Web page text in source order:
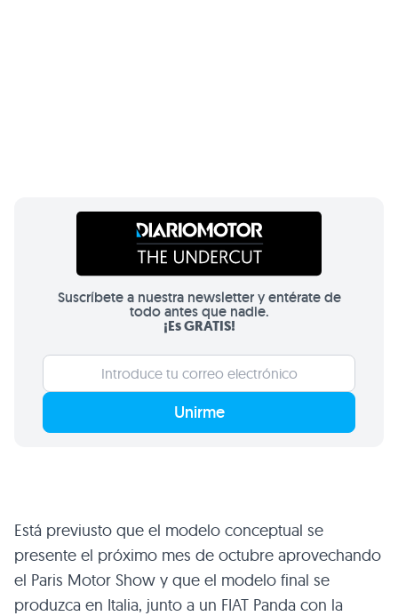
Suscríbete a nuestra newsletter y entérate de
todo antes que nadie.
¡Es GRATIS!
Unirme
Está previusto que el modelo conceptual se
presente el próximo mes de octubre aprovechando
el Paris Motor Show y que el modelo final se
produzca en Italia, junto a un FIAT Panda con la